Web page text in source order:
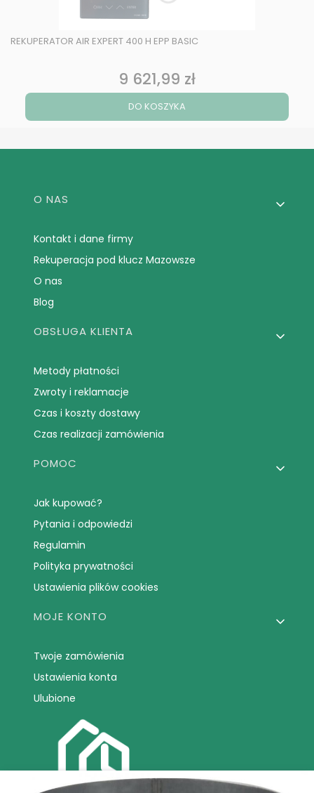
REKUPERATOR AIR EXPERT 400 H EPP BASIC
Cena
9 621,99 zł
DO KOSZYKA
Linki w stopce
O NAS
Kontakt i dane firmy
Rekuperacja pod klucz Mazowsze
O nas
Blog
OBSŁUGA KLIENTA
Metody płatności
Zwroty i reklamacje
Czas i koszty dostawy
Czas realizacji zamówienia
POMOC
Jak kupować?
Pytania i odpowiedzi
Regulamin
Polityka prywatności
Ustawienia plików cookies
MOJE KONTO
Twoje zamówienia
Ustawienia konta
Ulubione